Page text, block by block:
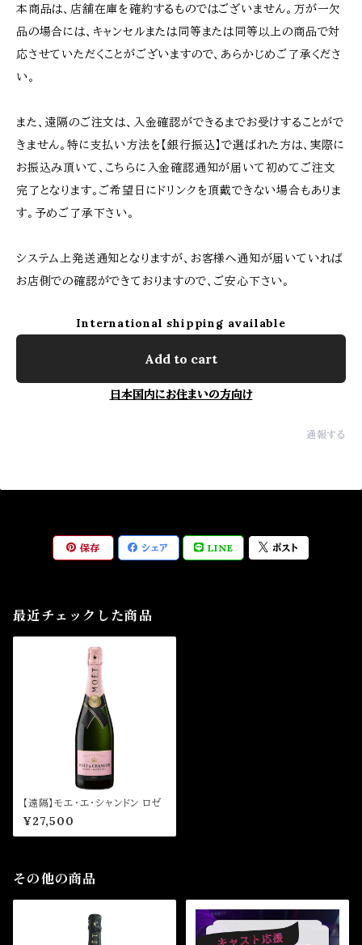
本商品は、店舗在庫を確約するものではございません。万が一欠
品の場合には、キャンセルまたは同等または同等以上の商品で対
応させていただくことがございますので、あらかじめご了承くださ
い。
また、遠隔のご注文は、入金確認ができるまでお受けすることがで
きません。特に支払い方法を【銀行振込】で選ばれた方は、実際に
お振込み頂いて、こちらに入金確認通知が届いて初めてご注文
完了となります。ご希望日にドリンクを頂戴できない場合もありま
す。予めご了承下さい。
システム上発送通知となりますが、お客様へ通知が届いていれば
お店側での確認ができておりますので、ご安心下さい。
International shipping available
Add to cart
日本国内にお住まいの方向け
通報する
保存 シェア LINE ポスト
最近チェックした商品
【遠隔】モエ・エ・シャンドン ロゼ
¥27,500
その他の商品